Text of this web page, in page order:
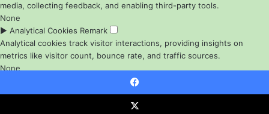
Facebook
media, collecting feedback, and enabling third-party tools.
None
► Analytical Cookies Remark
Analytical cookies track visitor interactions, providing insights on
metrics like visitor count, bounce rate, and traffic sources.
None
Advertisement cookies deliver personalized ads based on your
previous visits and analyze the effectiveness of ad campaigns.